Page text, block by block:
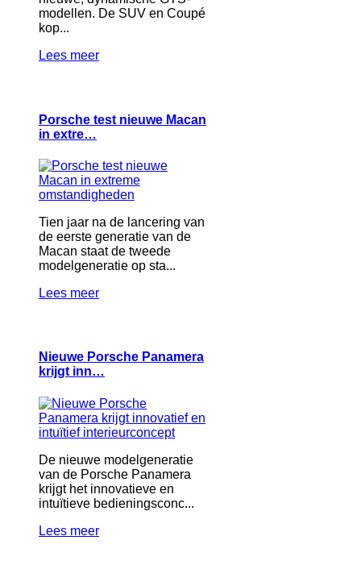
modellen. De SUV en Coupé
kop...
Lees meer
Porsche test nieuwe Macan
in extre…
Tien jaar na de lancering van
de eerste generatie van de
Macan staat de tweede
modelgeneratie op sta...
Lees meer
Nieuwe Porsche Panamera
krijgt inn…
De nieuwe modelgeneratie
van de Porsche Panamera
krijgt het innovatieve en
intuïtieve bedieningsconc...
Lees meer